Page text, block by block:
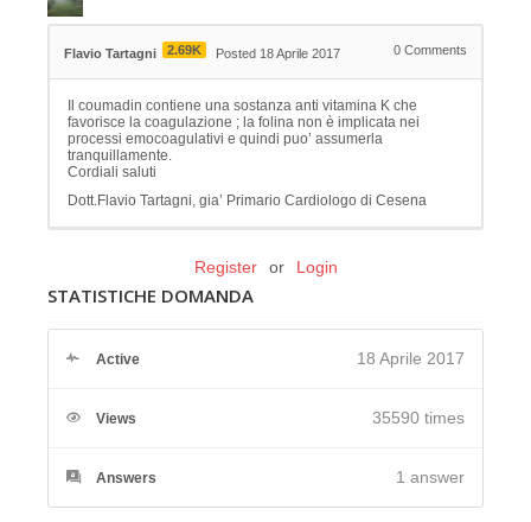
Flavio Tartagni 2.69K Posted 18 Aprile 2017 0 Comments
Il coumadin contiene una sostanza anti vitamina K che
favorisce la coagulazione ; la folina non è implicata nei
processi emocoagulativi e quindi puo’ assumerla
tranquillamente.
Cordiali saluti
Dott.Flavio Tartagni, gia’ Primario Cardiologo di Cesena
Register or Login
STATISTICHE DOMANDA
Active 18 Aprile 2017
Views 35590 times
Answers 1 answer